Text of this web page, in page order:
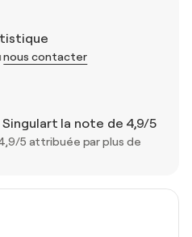
nous contacter
la note de 4,9/5
5 attribuée par plus de